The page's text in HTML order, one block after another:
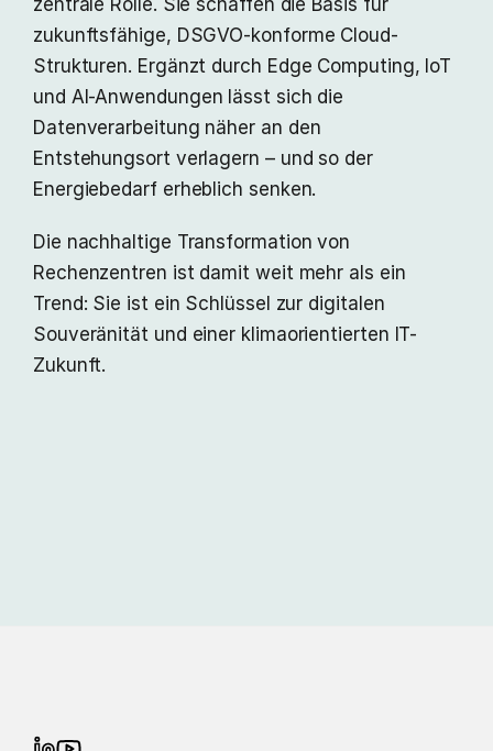
zentrale Rolle. Sie schaffen die Basis für
zukunftsfähige, DSGVO-konforme Cloud-
Strukturen. Ergänzt durch Edge Computing, IoT
und AI-Anwendungen lässt sich die
Datenverarbeitung näher an den
Entstehungsort verlagern – und so der
Energiebedarf erheblich senken.
Die nachhaltige Transformation von
Rechenzentren ist damit weit mehr als ein
Trend: Sie ist ein Schlüssel zur digitalen
Souveränität und einer klimaorientierten IT-
Zukunft.